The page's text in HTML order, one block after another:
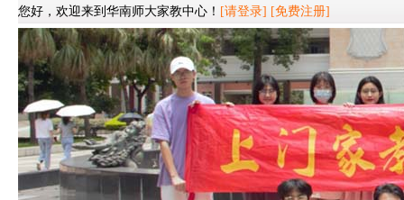
您好，欢迎来到华南师大家教中心！ [请登录] [免费注册]